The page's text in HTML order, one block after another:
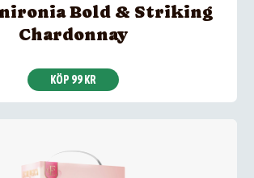
Bold & Striking
Chardonnay
KÖP 99 KR